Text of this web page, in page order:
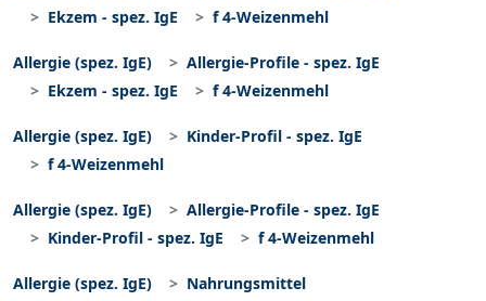
Ekzem - spez. IgE
f 4-Weizenmehl
Allergie (spez. IgE)
Allergie-Profile - spez. IgE
Ekzem - spez. IgE
f 4-Weizenmehl
Allergie (spez. IgE)
Kinder-Profil - spez. IgE
f 4-Weizenmehl
Allergie (spez. IgE)
Allergie-Profile - spez. IgE
Kinder-Profil - spez. IgE
f 4-Weizenmehl
Allergie (spez. IgE)
Nahrungsmittel